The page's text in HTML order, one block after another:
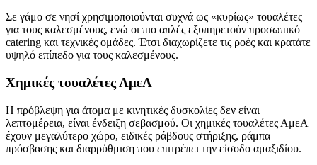
Σε γάμο σε νησί χρησιμοποιούνται συχνά ως «κυρίως» τουαλέτες
για τους καλεσμένους, ενώ οι πιο απλές εξυπηρετούν προσωπικό
catering και τεχνικές ομάδες. Έτσι διαχωρίζετε τις ροές και κρατάτε
υψηλό επίπεδο για τους καλεσμένους.
Χημικές τουαλέτες ΑμεΑ
Η πρόβλεψη για άτομα με κινητικές δυσκολίες δεν είναι
λεπτομέρεια, είναι ένδειξη σεβασμού. Οι χημικές τουαλέτες ΑμεΑ
έχουν μεγαλύτερο χώρο, ειδικές ράβδους στήριξης, ράμπα
πρόσβασης και διαρρύθμιση που επιτρέπει την είσοδο αμαξιδίου.